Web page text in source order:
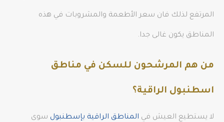
المرتفع لذلك فان سعر الأطعمة والمشروبات في هذه
المناطق يكون غالى جدا.
من هم المرشحون للسكن في مناطق
اسطنبول الراقية؟
لا يستطيع العيش في المناطق الراقية بإسطنبول سوى